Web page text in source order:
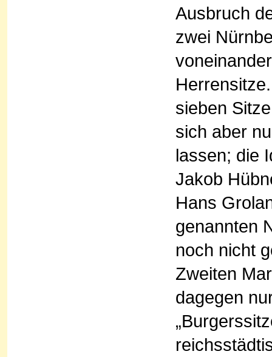
Ausbruch
zwei
sieben
sich aber
lassen; die
Jakob
Hans
genannten
noch nicht
Zweiten
dagegen